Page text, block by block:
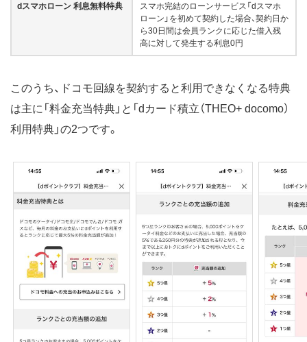
dスマホローン 利息無料特典
スマホ完結のローンサービス「dスマホ
ローン」を初めて契約した場合、契約日か
ら30日間は会員ランクに応じた借入残
高に対して発生する利息0円
このうち、ドコモ回線を契約すると利用できなくなる特典
は主に「料金充当特典」と「dカード積立（THEO+ docomo）
利用特典」の2つです。